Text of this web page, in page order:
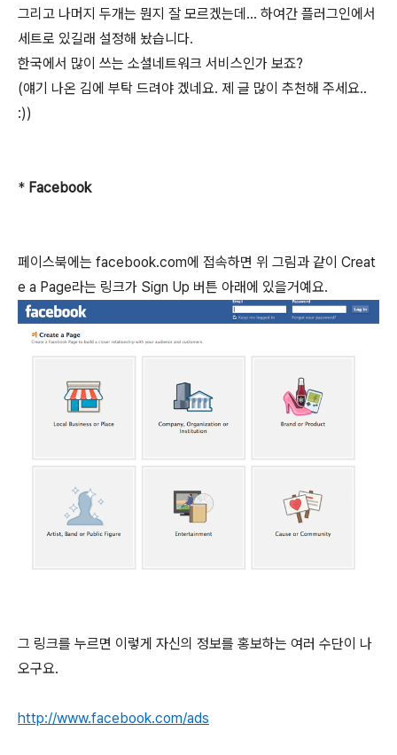
그리고 나머지 두개는 뭔지 잘 모르겠는데... 하여간 플러그인에서
세트로 있길래 설정해 놨습니다.
한국에서 많이 쓰는 소셜네트워크 서비스인가 보죠?
(얘기 나온 김에 부탁 드려야 겠네요. 제 글 많이 추천해 주세요..
:))
* Facebook
페이스북에는 facebook.com에 접속하면 위 그림과 같이 Creat
e a Page라는 링크가 Sign Up 버튼 아래에 있을거예요.
그 링크를 누르면 이렇게 자신의 정보를 홍보하는 여러 수단이 나
오구요.
http://www.facebook.com/ads